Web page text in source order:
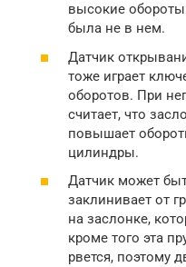
высокие
была не в нем.
Датчик
тоже играет
оборотов. При
считает, что
повышает
цилиндры.
Датчик может
заклинивает от
на заслонке,
кроме того эта
рвется, поэтому